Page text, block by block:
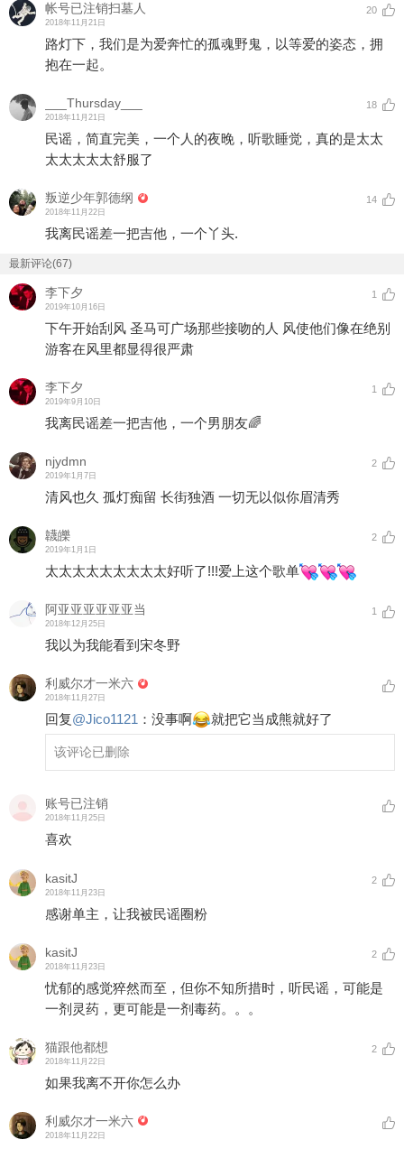
帐号已注销扫墓人
2018年11月21日
20
路灯下，我们是为爱奔忙的孤魂野鬼，以等爱的姿态，拥
抱在一起。
___Thursday___
2018年11月21日
18
民谣，简直完美，一个人的夜晚，听歌睡觉，真的是太太
太太太太太舒服了
叛逆少年郭德纲
2018年11月22日
14
我离民谣差一把吉他，一个丫头.
最新评论(67)
李下夕
2019年10月16日
1
下午开始刮风 圣马可广场那些接吻的人 风使他们像在绝别
游客在风里都显得很严肃
李下夕
2019年9月10日
1
我离民谣差一把吉他，一个男朋友🌈
njydmn
2019年1月7日
2
清风也久 孤灯痴留 长街独酒 一切无以似你眉清秀
韤皪
2019年1月1日
2
太太太太太太太太太好听了!!!爱上这个歌单
阿亚亚亚亚亚亚当
2018年12月25日
1
我以为我能看到宋冬野
利威尔才一米六
2018年11月27日
回复@Jico1121 ： 没事啊 就把它当成熊就好了
该评论已删除
账号已注销
2018年11月25日
喜欢
kasitJ
2018年11月23日
2
感谢单主，让我被民谣圈粉
kasitJ
2018年11月23日
2
忧郁的感觉猝然而至，但你不知所措时，听民谣，可能是
一剂灵药，更可能是一剂毒药。。。
猫跟他都想
2018年11月22日
2
如果我离不开你怎么办
利威尔才一米六
2018年11月22日